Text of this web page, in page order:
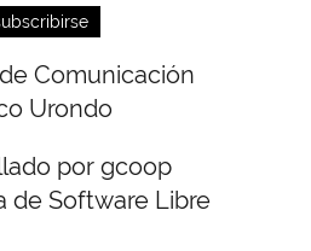
Comunicación
Urondo
por gcoop
de Software Libre